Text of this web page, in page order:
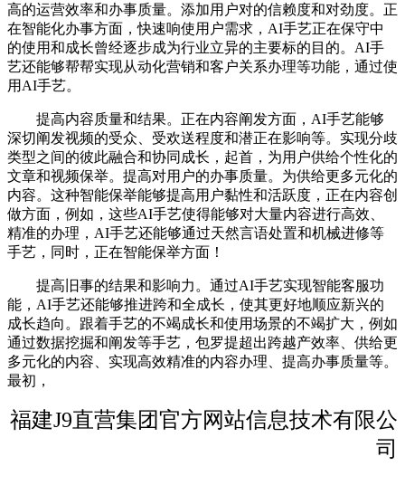
高的运营效率和办事质量。添加用户对的信赖度和对劲度。正
在智能化办事方面，快速响使用户需求，AI手艺正在保守中
的使用和成长曾经逐步成为行业立异的主要标的目的。AI手
艺还能够帮帮实现从动化营销和客户关系办理等功能，通过使
用AI手艺。
提高内容质量和结果。正在内容阐发方面，AI手艺能够
深切阐发视频的受众、受欢送程度和潜正在影响等。实现分歧
类型之间的彼此融合和协同成长，起首，为用户供给个性化的
文章和视频保举。提高对用户的办事质量。为供给更多元化的
内容。这种智能保举能够提高用户黏性和活跃度，正在内容创
做方面，例如，这些AI手艺使得能够对大量内容进行高效、
精准的办理，AI手艺还能够通过天然言语处置和机械进修等
手艺，同时，正在智能保举方面！
提高旧事的结果和影响力。通过AI手艺实现智能客服功
能，AI手艺还能够推进跨和全成长，使其更好地顺应新兴的
成长趋向。跟着手艺的不竭成长和使用场景的不竭扩大，例如
通过数据挖掘和阐发等手艺，包罗提超出跨越产效率、供给更
多元化的内容、实现高效精准的内容办理、提高办事质量等。
最初，
福建J9直营集团官方网站信息技术有限公
司